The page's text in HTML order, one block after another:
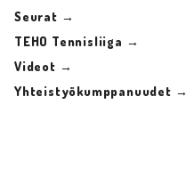
Seurat →
TEHO Tennisliiga →
Videot →
Yhteistyökumppanuudet →